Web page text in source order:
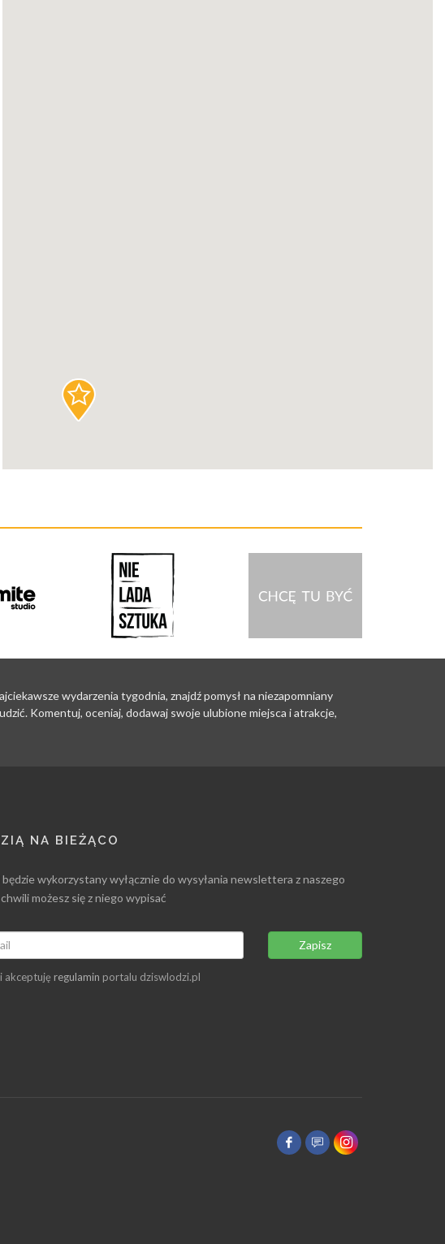
wydarzenia tygodnia, znajdź pomysł na niezapomniany
Komentuj, oceniaj, dodawaj swoje ulubione miejsca i atrakcje,
NA BIEŻĄCO
wykorzystany wyłącznie do wysyłania newslettera z naszego
możesz się z niego wypisać
Zapisz
akceptuję regulamin portalu dziswlodzi.pl